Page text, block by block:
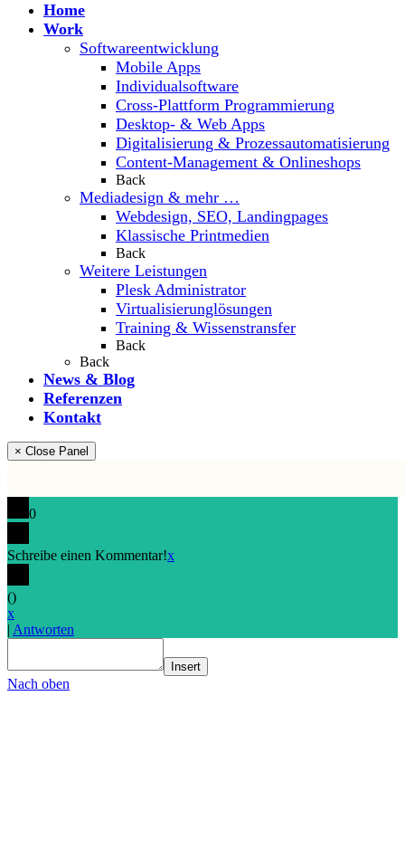
Home
Work
Softwareentwicklung
Mobile Apps
Individualsoftware
Cross-Plattform Programmierung
Desktop- & Web Apps
Digitalisierung & Prozessautomatisierung
Content-Management & Onlineshops
Back
Mediadesign & mehr …
Webdesign, SEO, Landingpages
Klassische Printmedien
Back
Weitere Leistungen
Plesk Administrator
Virtualisierunglösungen
Training & Wissenstransfer
Back
Back
News & Blog
Referenzen
Kontakt
× Close Panel
0
Schreibe einen Kommentar!x
()
x
Antworten
Insert
Nach oben